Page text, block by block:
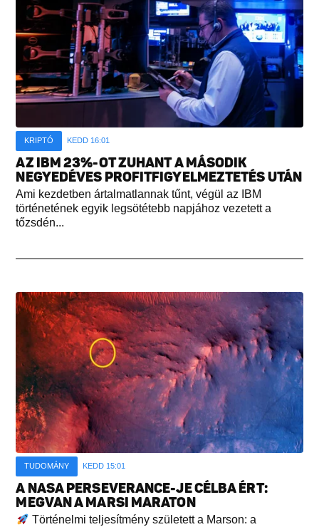
KRIPTÓ KEDD 16:01
AZ IBM 23%-OT ZUHANT A MÁSODIK
NEGYEDÉVES PROFITFIGYELMEZTETÉS UTÁN
Ami kezdetben ártalmatlannak tűnt, végül az IBM
történetének egyik legsötétebb napjához vezetett a
tőzsdén...
TUDOMÁNY KEDD 15:01
A NASA PERSEVERANCE-JE CÉLBA ÉRT:
MEGVAN A MARSI MARATON
Történelmi teljesítmény született a Marson: a